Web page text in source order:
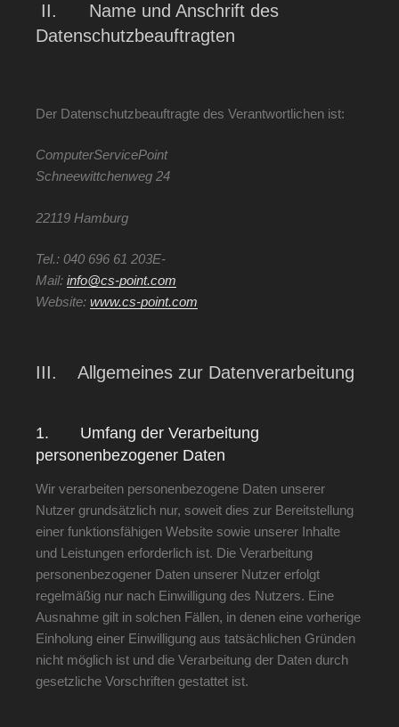
II. Name und Anschrift des
Datenschutzbeauftragten
Der Datenschutzbeauftragte des Verantwortlichen ist:
ComputerServicePoint
Schneewittchenweg 24
22119 Hamburg
Tel.: 040 696 61 203E-
Mail: info@cs-point.com
Website: www.cs-point.com
III. Allgemeines zur Datenverarbeitung
1. Umfang der Verarbeitung
personenbezogener Daten
Wir verarbeiten personenbezogene Daten unserer
Nutzer grundsätzlich nur, soweit dies zur Bereitstellung
einer funktionsfähigen Website sowie unserer Inhalte
und Leistungen erforderlich ist. Die Verarbeitung
personenbezogener Daten unserer Nutzer erfolgt
regelmäßig nur nach Einwilligung des Nutzers. Eine
Ausnahme gilt in solchen Fällen, in denen eine vorherige
Einholung einer Einwilligung aus tatsächlichen Gründen
nicht möglich ist und die Verarbeitung der Daten durch
gesetzliche Vorschriften gestattet ist.